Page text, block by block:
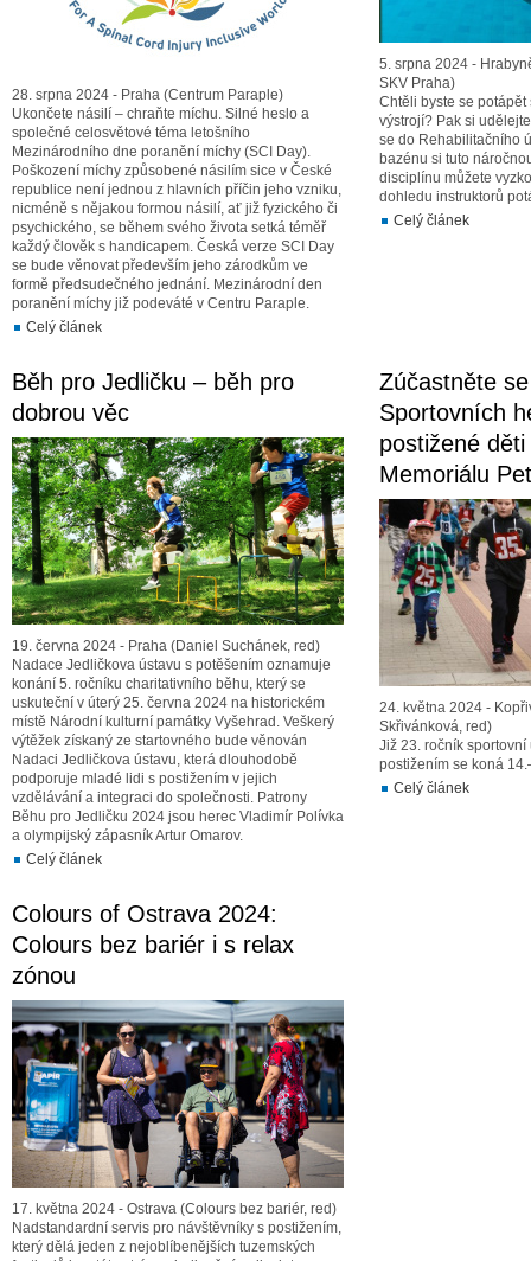
28. srpna 2024 - Praha (Centrum Paraple)
Ukončete násilí – chraňte míchu. Silné heslo a
společné celosvětové téma letošního
Mezinárodního dne poranění míchy (SCI Day).
Poškození míchy způsobené násilím sice v České
republice není jednou z hlavních příčin jeho vzniku,
nicméně s nějakou formou násilí, ať již fyzického či
psychického, se během svého života setká téměř
každý člověk s handicapem. Česká verze SCI Day
se bude věnovat především jeho zárodkům ve
formě předsudečného jednání. Mezinárodní den
poranění míchy již podeváté v Centru Paraple.
Celý článek
5. srpna 2024 -
SKV Praha)
Chtěli byste se
výstrojí? Pak si
se do Rehabilitačního
bazénu si tuto
disciplínu můžete
dohledu instruktorů
Celý článek
Běh pro Jedličku – běh pro
dobrou věc
19. června 2024 - Praha (Daniel Suchánek, red)
Nadace Jedličkova ústavu s potěšením oznamuje
konání 5. ročníku charitativního běhu, který se
uskuteční v úterý 25. června 2024 na historickém
místě Národní kulturní památky Vyšehrad. Veškerý
výtěžek získaný ze startovného bude věnován
Nadaci Jedličkova ústavu, která dlouhodobě
podporuje mladé lidi s postižením v jejich
vzdělávání a integraci do společnosti. Patrony
Běhu pro Jedličku 2024 jsou herec Vladimír Polívka
a olympijský zápasník Artur Omarov.
Celý článek
Zúčastněte
Sportovních
postižené
Memoriálu
24. května 2024 -
Skřivánková, red)
Již 23. ročník
postižením se koná
Celý článek
Colours of Ostrava 2024:
Colours bez bariér i s relax
zónou
17. května 2024 - Ostrava (Colours bez bariér, red)
Nadstandardní servis pro návštěvníky s postižením,
který dělá jeden z nejoblíbenějších tuzemských